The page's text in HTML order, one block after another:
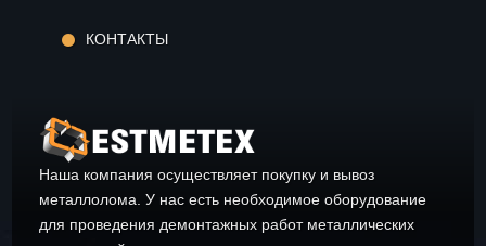
КОНТАКТЫ
Наша компания осуществляет покупку и вывоз
металлолома. У нас есть необходимое оборудование
для проведения демонтажных работ металлических